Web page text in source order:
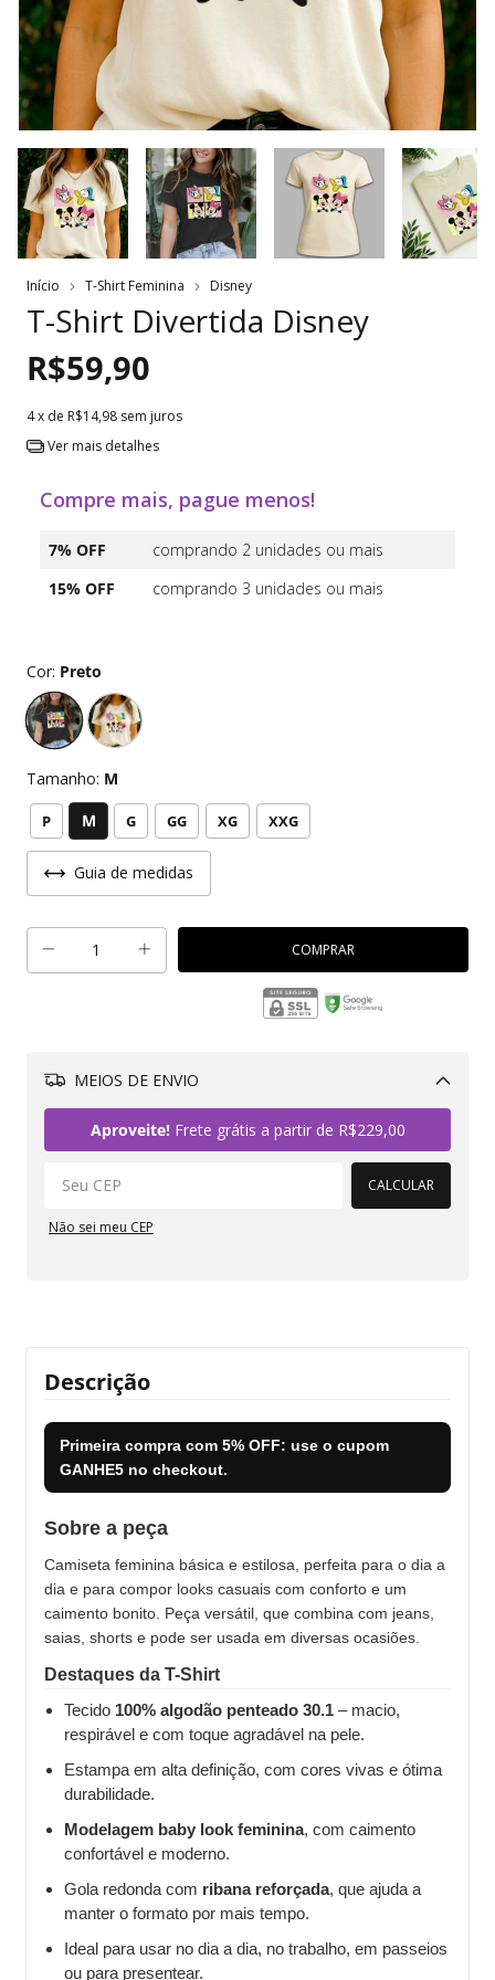
Início T-Shirt Feminina Disney
T-Shirt Divertida Disney
R$59,90
4x de R$14,98 sem juros
Ver mais detalhes
Compre mais, pague menos!
7% OFF
comprando 2 unidades ou mais
15% OFF
comprando 3 unidades ou mais
Cor: Preto
Tamanho: M
P M G GG XG XXG
Guia de medidas
MEIOS DE ENVIO
Aproveite!Frete grátis a partir de R$229,00
CALCULAR
Não sei meu CEP
Descrição
Primeira compra com 5% OFF: use o cupom
GANHE5 no checkout.
Sobre a peça
Camiseta feminina básica e estilosa, perfeita para o dia a
dia e para compor looks casuais com conforto e um
caimento bonito. Peça versátil, que combina com jeans,
saias, shorts e pode ser usada em diversas ocasiões.
Destaques da T-Shirt
Tecido 100% algodão penteado 30.1 – macio,
respirável e com toque agradável na pele.
Estampa em alta definição, com cores vivas e ótima
durabilidade.
Modelagem baby look feminina, com caimento
confortável e moderno.
Gola redonda com ribana reforçada, que ajuda a
manter o formato por mais tempo.
Ideal para usar no dia a dia, no trabalho, em passeios
ou para presentear.